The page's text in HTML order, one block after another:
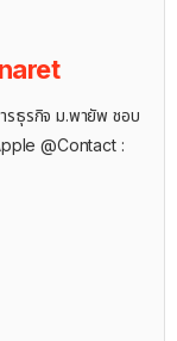
รธุรกิจ ม.พายัพ ชอบ
@Contact :